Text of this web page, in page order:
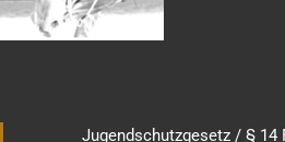
Jugendschutzgesetz / § 14